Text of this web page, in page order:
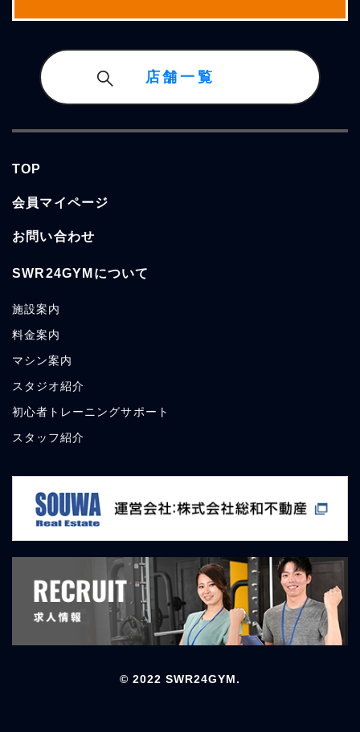
店舗一覧
TOP
会員マイページ
お問い合わせ
SWR24GYMについて
施設案内
料金案内
マシン案内
スタジオ紹介
初心者トレーニングサポート
スタッフ紹介
© 2022 SWR24GYM.